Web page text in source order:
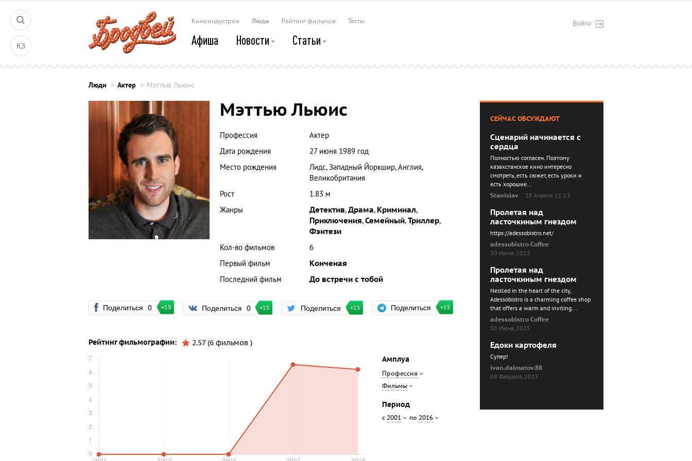
ҚЗ
Войти
Киноиндустрия Люди Рейтинг фильмов Тесты
Афиша Новости Статьи
Люди Актер Мэттью Льюис
Мэттью Льюис
Профессия
Актер
Дата рождения
27 июня 1989 год
Место рождения
Лидс, Западный Йоркшир, Англия,
Великобритания
Рост
1.83 м
Жанры
Детектив,Драма, Криминал,
Приключения,Семейный,Триллер,
Фэнтези
Кол-во фильмов
6
Первый фильм
Конченая
Последний фильм
До встречи с тобой
Поделиться 0 +15 Поделиться 0 +15 Поделиться +15 Поделиться +15
Рейтинг фильмографии:
2.57 (6 фильмов )
Амплуа
Профессия
Фильмы
Период
с 2001 по 2016
СЕЙЧАС ОБСУЖДАЮТ
Сценарий начинается с
сердца
Полностью согласен. Поэтому
казахстанское кино интересно
смотреть, есть сюжет, есть уроки и
есть хорошие...
Stanislav
28 Апреля 11:13
Пролетая над
ласточкиным гнездом
https://adessobistro.net/
adessobistro Coffee
30 Июня, 2025
Пролетая над
ласточкиным гнездом
Nestled in the heart of the city,
Adessobistro is a charming coffee shop
that offers a warm and inviting...
adessobistro Coffee
30 Июня, 2025
Едоки картофеля
Cупер!
ivan.dalmatov.88
09 Февраля, 2025